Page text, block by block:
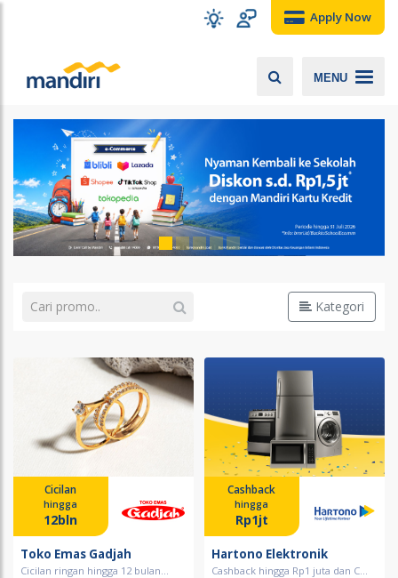
Apply Now
MENU
Kategori
Cicilan
hingga
12bln
Toko Emas Gadjah
Cicilan ringan hingga 12 bulan...
Cashback
hingga
Rp1jt
Hartono Elektronik
Cashback hingga Rp1 juta dan C...